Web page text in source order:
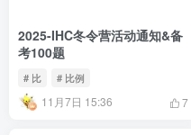
2025-IHC冬令营活动通知&备
考100题
# 比 # 比例
11月7日 15:36 7